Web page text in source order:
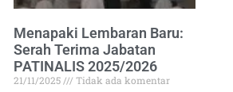
Menapaki Lembaran Baru:
Serah Terima Jabatan
PATINALIS 2025/2026
21/11/2025
Tidak ada komentar